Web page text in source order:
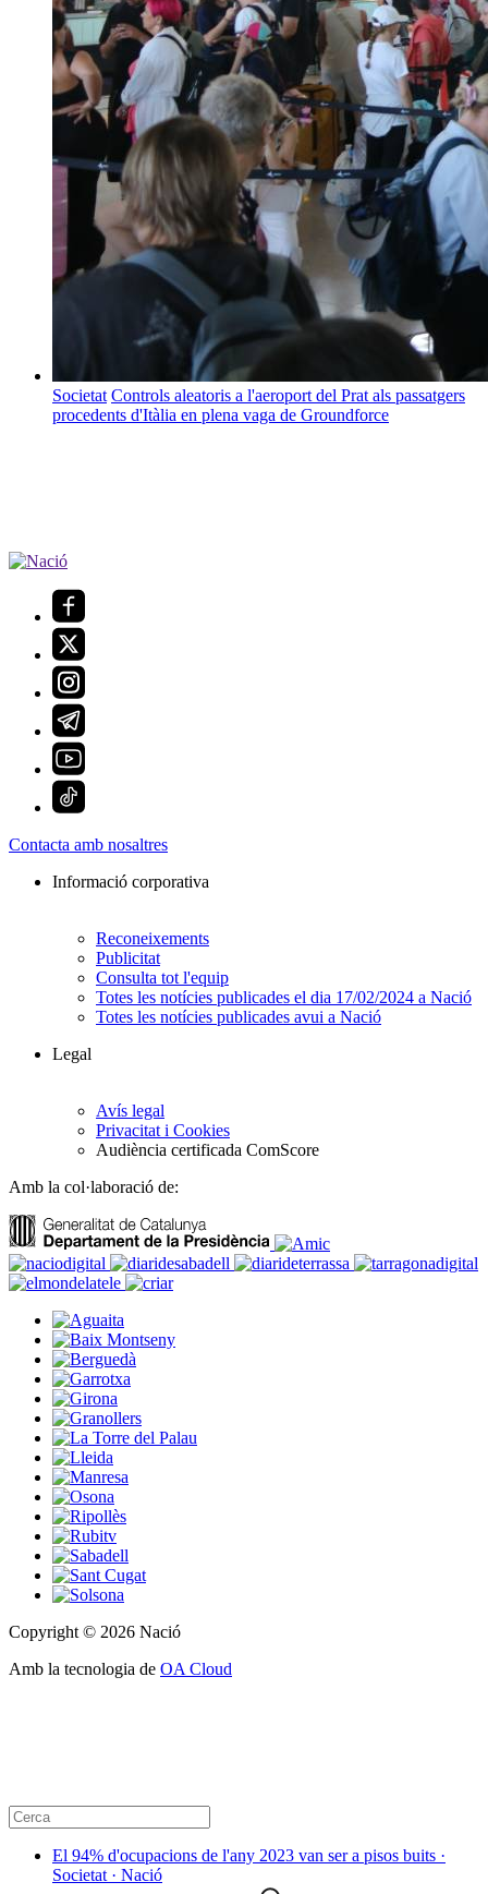
Societat Controls aleatoris a l'aeroport del Prat als passatgers
procedents d'Itàlia en plena vaga de Groundforce
Contacta amb nosaltres
Informació corporativa
Reconeixements
Publicitat
Consulta tot l'equip
Totes les notícies publicades el dia 17/02/2024 a Nació
Totes les notícies publicades avui a Nació
Legal
Avís legal
Privacitat i Cookies
Audiència certificada ComScore
Amb la col·laboració de:
Copyright © 2026 Nació
Amb la tecnologia de OA Cloud
El 94% d'ocupacions de l'any 2023 van ser a pisos buits ·
Societat · Nació